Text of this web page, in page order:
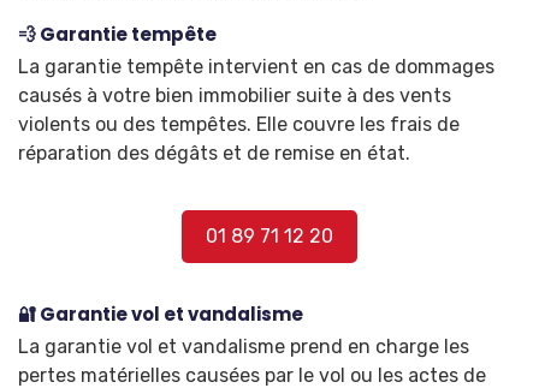
💨 Garantie tempête
La garantie tempête intervient en cas de dommages
causés à votre bien immobilier suite à des vents
violents ou des tempêtes. Elle couvre les frais de
réparation des dégâts et de remise en état.
01 89 71 12 20
🔐 Garantie vol et vandalisme
La garantie vol et vandalisme prend en charge les
pertes matérielles causées par le vol ou les actes de